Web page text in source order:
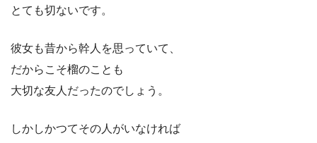
とても切ないです。
彼女も昔から幹人を思っていて、
だからこそ榴のことも
大切な友人だったのでしょう。
しかしかつてその人がいなければ